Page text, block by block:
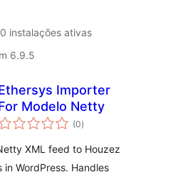
instalações ativas
6.9.5
Importer
Modelo Netty
(0avaliações
totais
)
XML feed to Houzez
WordPress. Handles